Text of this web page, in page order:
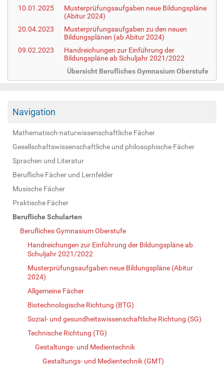
10.01.2025
Musterprüfungsaufgaben neue Bildungspläne
(Abitur 2024)
20.04.2023
Musterprüfungsaufgaben zu den neuen
Bildungsplänen (ab Abitur 2024)
09.02.2023
Handreichungen zur Einführung der
Bildungspläne ab Schuljahr 2021/2022
Übersicht Berufliches Gymnasium Oberstufe
Navigation
Mathematisch-naturwissenschaftliche Fächer
Gesellschaftswissenschaftliche und philosophische Fächer
Sprachen und Literatur
Berufliche Fächer und Lernfelder
Musische Fächer
Praktische Fächer
Berufliche Schularten
Berufliches Gymnasium Oberstufe
Handreichungen zur Einführung der Bildungspläne ab
Schuljahr 2021/2022
Musterprüfungsaufgaben neue Bildungspläne (Abitur
2024)
Allgemeine Fächer
Biotechnologische Richtung (BTG)
Sozial- und gesundheitswissenschaftliche Richtung (SG)
Technische Richtung (TG)
Gestaltungs- und Medientechnik
Gestaltungs- und Medientechnik (GMT)